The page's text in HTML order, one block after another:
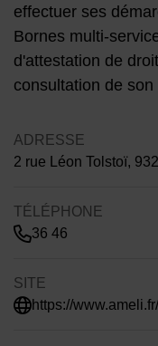
effectuer ses
Bornes multi-
d'attestation de
consultation de
ADRESSE
2 rue Léon Tolstoï,
TÉLÉPHONE
36 46
SITE
https://